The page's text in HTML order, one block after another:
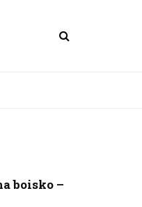
boisko –